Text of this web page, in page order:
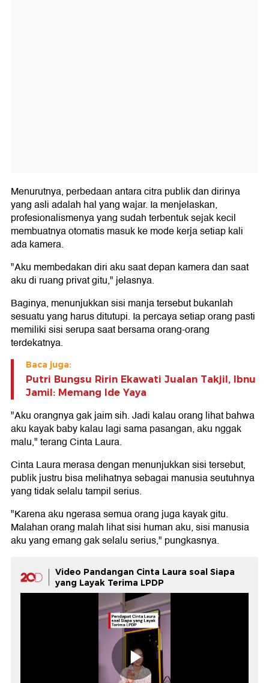
Menurutnya, perbedaan antara citra publik dan dirinya
yang asli adalah hal yang wajar. Ia menjelaskan,
profesionalismenya yang sudah terbentuk sejak kecil
membuatnya otomatis masuk ke mode kerja setiap kali
ada kamera.
"Aku membedakan diri aku saat depan kamera dan saat
aku di ruang privat gitu," jelasnya.
Baginya, menunjukkan sisi manja tersebut bukanlah
sesuatu yang harus ditutupi. Ia percaya setiap orang pasti
memiliki sisi serupa saat bersama orang-orang
terdekatnya.
Baca juga:
Putri Bungsu Ririn Ekawati Jualan Takjil, Ibnu
Jamil: Memang Ide Yaya
"Aku orangnya gak jaim sih. Jadi kalau orang lihat bahwa
aku kayak baby kalau lagi sama pasangan, aku nggak
malu," terang Cinta Laura.
Cinta Laura merasa dengan menunjukkan sisi tersebut,
publik justru bisa melihatnya sebagai manusia seutuhnya
yang tidak selalu tampil serius.
"Karena aku ngerasa semua orang juga kayak gitu.
Malahan orang malah lihat sisi human aku, sisi manusia
aku yang emang gak selalu serius," pungkasnya.
Video Pandangan Cinta Laura soal Siapa
yang Layak Terima LPDP